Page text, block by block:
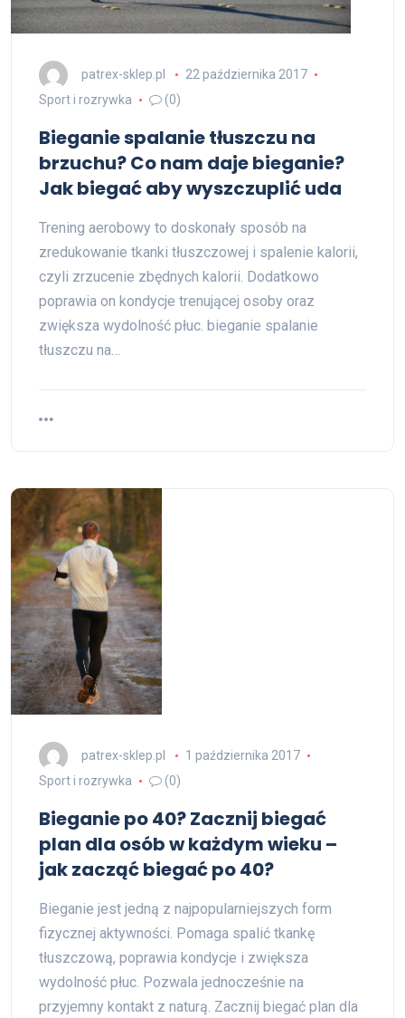
patrex-sklep.pl
22 października 2017
Sport i rozrywka
(0)
Bieganie spalanie tłuszczu na
brzuchu? Co nam daje bieganie?
Jak biegać aby wyszczuplić uda
Trening aerobowy to doskonały sposób na
zredukowanie tkanki tłuszczowej i spalenie kalorii,
czyli zrzucenie zbędnych kalorii. Dodatkowo
poprawia on kondycje trenującej osoby oraz
zwiększa wydolność płuc. bieganie spalanie
tłuszczu na…
patrex-sklep.pl
1 października 2017
Sport i rozrywka
(0)
Bieganie po 40? Zacznij biegać
plan dla osób w każdym wieku –
jak zacząć biegać po 40?
Bieganie jest jedną z najpopularniejszych form
fizycznej aktywności. Pomaga spalić tkankę
tłuszczową, poprawia kondycje i zwiększa
wydolność płuc. Pozwala jednocześnie na
przyjemny kontakt z naturą. Zacznij biegać plan dla